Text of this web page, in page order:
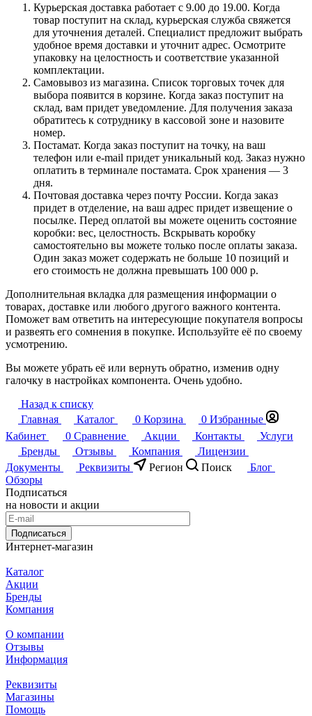
Курьерская доставка работает с 9.00 до 19.00. Когда
товар поступит на склад, курьерская служба свяжется
для уточнения деталей. Специалист предложит выбрать
удобное время доставки и уточнит адрес. Осмотрите
упаковку на целостность и соответствие указанной
комплектации.
Самовывоз из магазина. Список торговых точек для
выбора появится в корзине. Когда заказ поступит на
склад, вам придет уведомление. Для получения заказа
обратитесь к сотруднику в кассовой зоне и назовите
номер.
Постамат. Когда заказ поступит на точку, на ваш
телефон или e-mail придет уникальный код. Заказ нужно
оплатить в терминале постамата. Срок хранения — 3
дня.
Почтовая доставка через почту России. Когда заказ
придет в отделение, на ваш адрес придет извещение о
посылке. Перед оплатой вы можете оценить состояние
коробки: вес, целостность. Вскрывать коробку
самостоятельно вы можете только после оплаты заказа.
Один заказ может содержать не больше 10 позиций и
его стоимость не должна превышать 100 000 р.
Дополнительная вкладка для размещения информации о
товарах, доставке или любого другого важного контента.
Поможет вам ответить на интересующие покупателя вопросы
и развеять его сомнения в покупке. Используйте её по своему
усмотрению.
Вы можете убрать её или вернуть обратно, изменив одну
галочку в настройках компонента. Очень удобно.
Назад к списку
Главная
Каталог 0 Корзина 0 Избранные
Кабинет
0 Сравнение Акции Контакты
Услуги
Бренды
Отзывы Компания
Лицензии
Документы
Реквизиты Регион Поиск
Блог
Обзоры
Подписаться
на новости и акции
Подписаться
Интернет-магазин
Каталог
Акции
Бренды
Компания
О компании
Отзывы
Информация
Реквизиты
Магазины
Помощь